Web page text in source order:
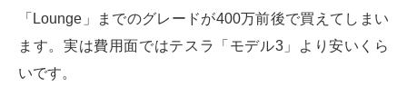
「Lounge」までのグレードが400万前後で買えてしまい
ます。実は費用面ではテスラ「モデル3」より安いくら
いです。